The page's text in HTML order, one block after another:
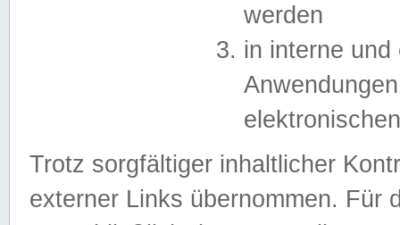
werden
in interne
Trotz sorgfältiger inhaltlicher
externer Links übernommen. Für